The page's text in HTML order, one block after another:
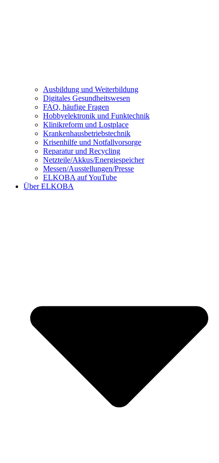
Ausbildung und Weiterbildung
Digitales Gesundheitswesen
FAQ, häufige Fragen
Hobbyelektronik und Funktechnik
Klinikreform und Lostplace
Krankenhausbetriebstechnik
Krisenhilfe und Notfallvorsorge
Reparatur und Recycling
Netzteile/Akkus/Energiespeicher
Messen/Ausstellungen/Presse
ELKOBA auf YouTube
Über ELKOBA